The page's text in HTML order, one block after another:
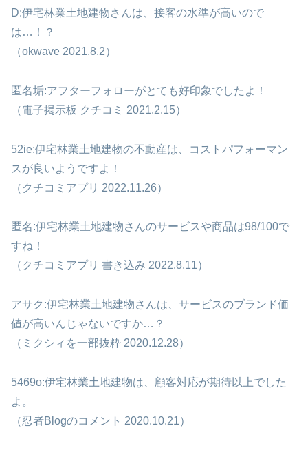
D:伊宅林業土地建物さんは、接客の水準が高いので
は…！？
（okwave 2021.8.2）
匿名垢:アフターフォローがとても好印象でしたよ！
（電子掲示板 クチコミ 2021.2.15）
52ie:伊宅林業土地建物の不動産は、コストパフォーマン
スが良いようですよ！
（クチコミアプリ 2022.11.26）
匿名:伊宅林業土地建物さんのサービスや商品は98/100で
すね！
（クチコミアプリ 書き込み 2022.8.11）
アサク:伊宅林業土地建物さんは、サービスのブランド価
値が高いんじゃないですか…？
（ミクシィを一部抜粋 2020.12.28）
5469o:伊宅林業土地建物は、顧客対応が期待以上でした
よ。
（忍者Blogのコメント 2020.10.21）